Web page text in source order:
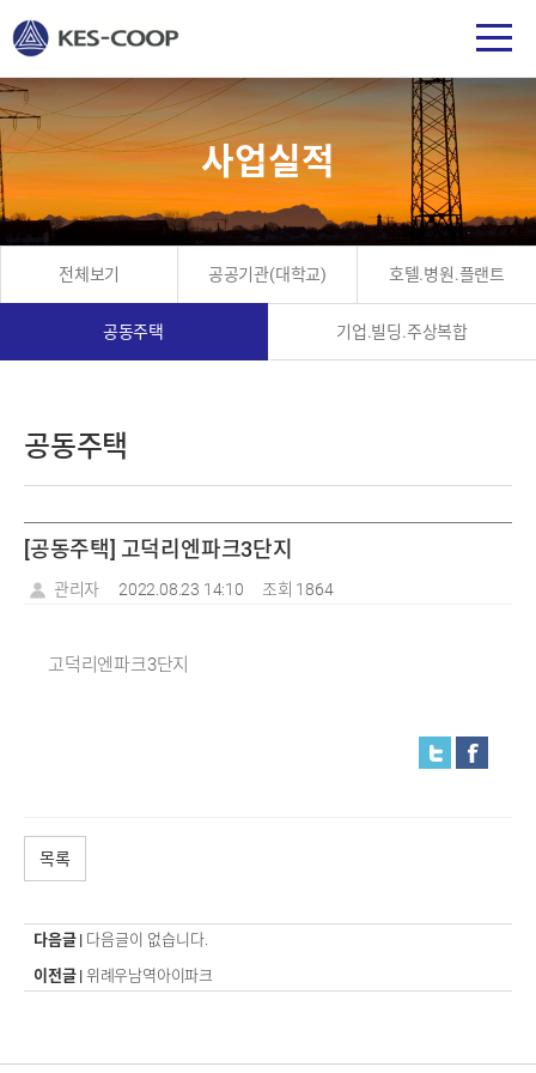
사업실적
전체보기 공공기관(대학교) 호텔.병원.플랜트
공동주택 기업.빌딩.주상복합
공동주택
[공동주택] 고덕리엔파크3단지
관리자 2022.08.23 14:10 조회 1864
고덕리엔파크3단지
목록
다음글 | 다음글이 없습니다.
이전글 | 위례우남역아이파크